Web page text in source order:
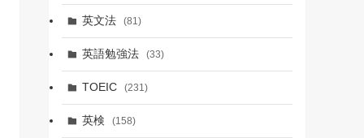
英文法 (81)
英語勉強法 (33)
TOEIC (231)
英検 (158)